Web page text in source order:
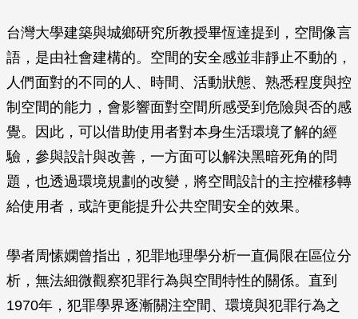
台灣大學建築與城鄉研究所教授畢恆達提到，空間像言
語，是由社會建構的。空間的安全感並非靜止不動的，
人們面對的不同的人、時間、活動狀態、熟悉程度與控
制空間的能力，會影響面對空間所感受到危險與否的感
覺。因此，可以借助使用者對本身生活環境了解的經
驗，參與設計與改善，一方面可以解決黑暗死角的問
題，也透過環境規劃的改變，將空間設計的主控權移轉
給使用者，或許更能提升公共空間安全的效果。
學者周愫嫻曾指出，犯罪地理學分析一直侷限在區位分
析，無法細微觀察犯罪行為與空間特性的關係。直到
1970年，犯罪學界逐漸關注空間、環境與犯罪行為之